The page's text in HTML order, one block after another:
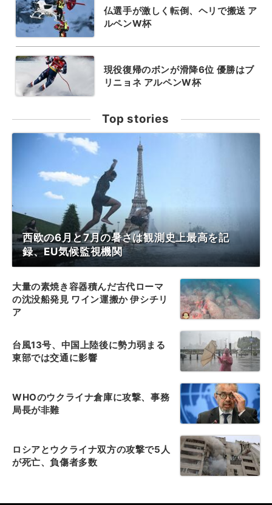
仏選手が激しく転倒、ヘリで搬送 ア
ルペンW杯
現役復帰のボンが滑降6位 優勝はブ
リニョネ アルペンW杯
Top stories
西欧の6月と7月の暑さは観測史上最高を記
録、EU気候監視機関
大量の素焼き容器積んだ古代ローマ
の沈没船発見 ワイン運搬か 伊シチリ
ア
台風13号、中国上陸後に勢力弱まる
東部では交通に影響
WHOのウクライナ倉庫に攻撃、事務
局長が非難
ロシアとウクライナ双方の攻撃で5人
が死亡、負傷者多数